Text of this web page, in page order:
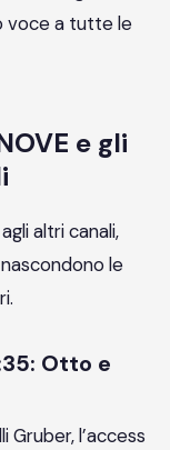
voce a tutte le
e gli
altri canali,
le
Otto e
Gruber, l’access